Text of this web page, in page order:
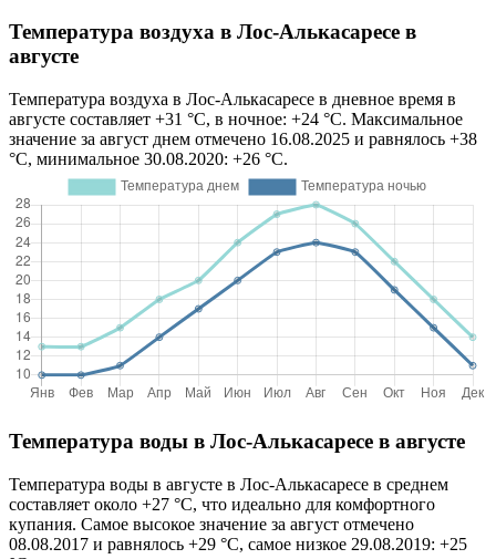
Температура воздуха в Лос-Алькасаресе в
августе
Температура воздуха в Лос-Алькасаресе в дневное время в
августе составляет +31 °C, в ночное: +24 °C. Максимальное
значение за август днем отмечено 16.08.2025 и равнялось +38
°C, минимальное 30.08.2020: +26 °C.
Температура воды в Лос-Алькасаресе в августе
Температура воды в августе в Лос-Алькасаресе в среднем
составляет около +27 °C, что идеально для комфортного
купания. Самое высокое значение за август отмечено
08.08.2017 и равнялось +29 °C, самое низкое 29.08.2019: +25